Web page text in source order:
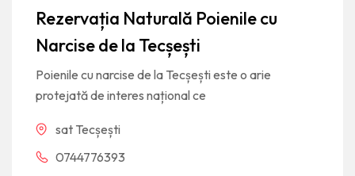
Rezervația Naturală Poienile cu
Narcise de la Tecșești
Poienile cu narcise de la Tecșești este o arie
protejată de interes național ce
sat Tecșești
0744776393